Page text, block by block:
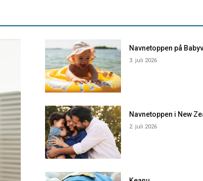
Navnetoppen på
3. juli 2026
Navnetoppen i New
2. juli 2026